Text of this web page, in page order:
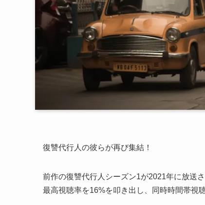
復讐代行人の彼らが再び集結！
前作の復讐代行人シーズン1が2021年に放送
最高視聴率を16%を叩き出し、同時時間帯視